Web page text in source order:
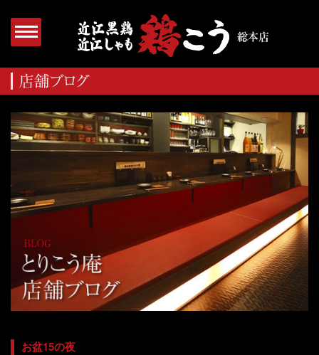
お盆15の夜